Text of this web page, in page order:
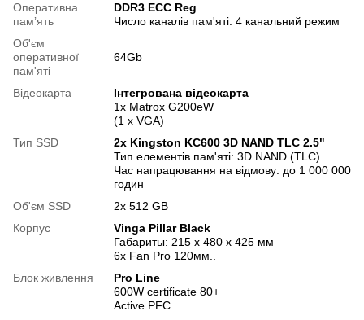
Оперативна
памʼять
DDR3 ECC Reg
Число каналів пам'яті: 4 канальний режим
Об'єм
оперативної
пам'яті
64Gb
Відеокарта
Інтегрована відеокарта
1x Matrox G200eW
(1 x VGA)
Тип SSD
2x Kingston KC600 3D NAND TLC 2.5"
Тип елементів пам'яті: 3D NAND (TLC)
Час напрацювання на відмову: до 1 000 000
годин
Об'єм SSD
2х 512 GB
Корпус
Vinga Pillar Black
Габариты: 215 x 480 x 425 мм
6х Fan Pro 120мм..
Блок живлення
Pro Line
600W certificate 80+
Active PFC